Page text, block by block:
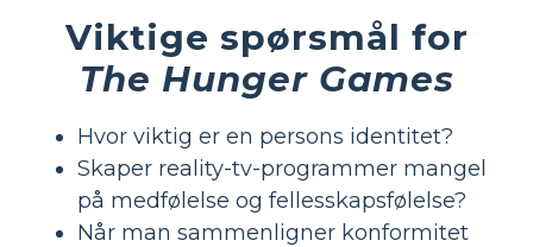
Viktige spørsmål for
The Hunger Games
Hvor viktig er en persons identitet?
Skaper reality-tv-programmer mangel
på medfølelse og fellesskapsfølelse?
Når man sammenligner konformitet